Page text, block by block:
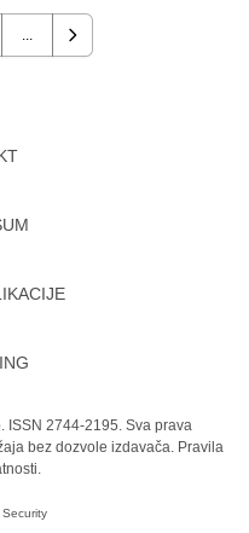
...
Next
ISSN 2744-2195. Sva prava
bez dozvole izdavača. Pravila
Security